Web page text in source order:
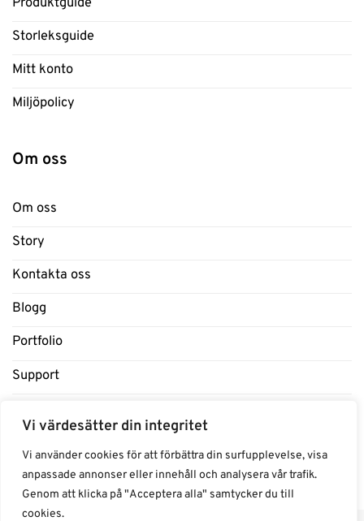
Vi värdesätter din integritet
Vi använder cookies för att förbättra din surfupplevelse, visa
anpassade annonser eller innehåll och analysera vår trafik.
Genom att klicka på "Acceptera alla" samtycker du till
cookies.
Storleksguide
Mitt konto
Miljöpolicy
Om oss
Om oss
Story
Kontakta oss
Blogg
Portfolio
Support